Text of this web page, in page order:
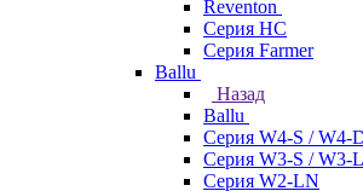
Reventon
Серия HC
Серия Farmer
Ballu
Назад
Ballu
Серия W4-S / W4-
Серия W3-S / W3-
Серия W2-LN